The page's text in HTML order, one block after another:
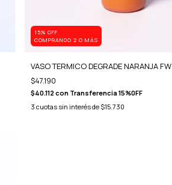
15% OFF
COMPRANDO 2 O MÁS
VASO TERMICO DEGRADE NARANJA FW
$47.190
$40.112 con Transferencia 15%0FF
3 cuotas sin interés de $15.730